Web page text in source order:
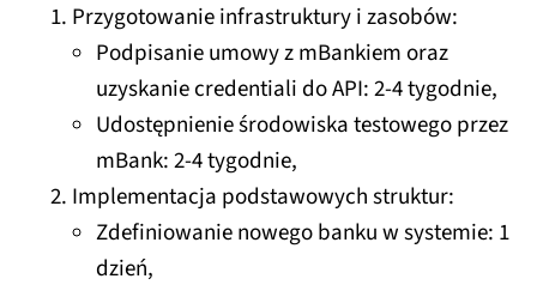
Przygotowanie infrastruktury i zasobów:
Podpisanie umowy z mBankiem oraz
uzyskanie credentiali do API: 2-4 tygodnie,
Udostępnienie środowiska testowego przez
mBank: 2-4 tygodnie,
Implementacja podstawowych struktur:
Zdefiniowanie nowego banku w systemie: 1
dzień,